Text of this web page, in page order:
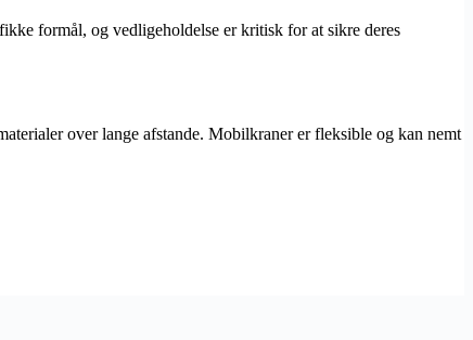
formål, og vedligeholdelse er kritisk for at sikre deres
over lange afstande. Mobilkraner er fleksible og kan nemt